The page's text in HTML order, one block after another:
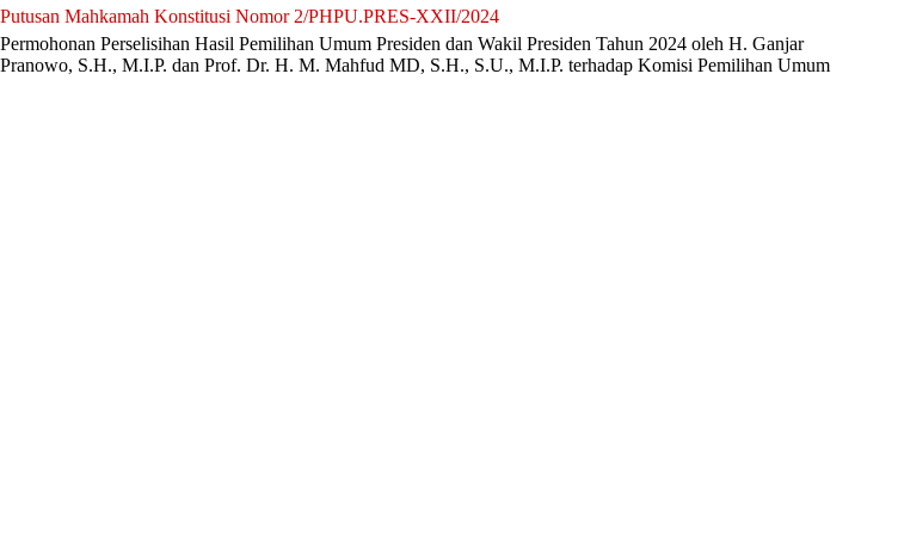
Putusan Mahkamah Konstitusi Nomor 2/PHPU.PRES-XXII/2024
Permohonan Perselisihan Hasil Pemilihan Umum Presiden dan Wakil Presiden Tahun 2024 oleh H. Ganjar
Pranowo, S.H., M.I.P. dan Prof. Dr. H. M. Mahfud MD, S.H., S.U., M.I.P. terhadap Komisi Pemilihan Umum